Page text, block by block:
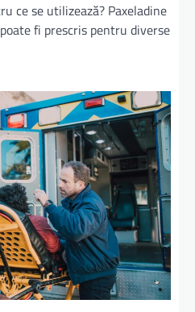
ce se utilizează? Paxeladine
fi prescris pentru diverse